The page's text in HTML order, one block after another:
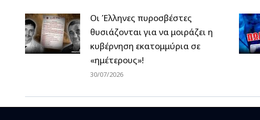
Οι Έλληνες πυροσβέστες
θυσιάζονται για να μοιράζει η
κυβέρνηση εκατομμύρια σε
«ημέτερους»!
30/07/2026